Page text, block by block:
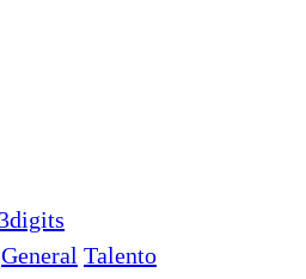
General Talento